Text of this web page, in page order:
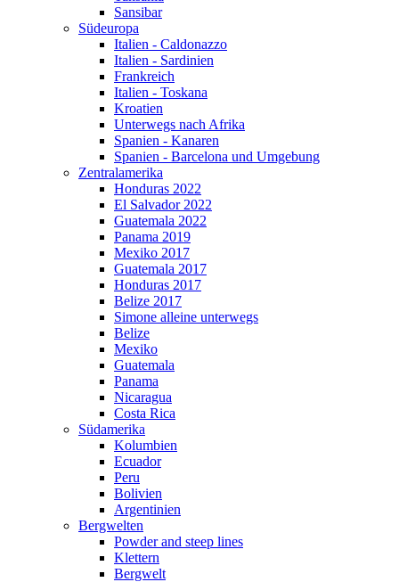
Sansibar
Südeuropa
Italien - Caldonazzo
Italien - Sardinien
Frankreich
Italien - Toskana
Kroatien
Unterwegs nach Afrika
Spanien - Kanaren
Spanien - Barcelona und Umgebung
Zentralamerika
Honduras 2022
El Salvador 2022
Guatemala 2022
Panama 2019
Mexiko 2017
Guatemala 2017
Honduras 2017
Belize 2017
Simone alleine unterwegs
Belize
Mexiko
Guatemala
Panama
Nicaragua
Costa Rica
Südamerika
Kolumbien
Ecuador
Peru
Bolivien
Argentinien
Bergwelten
Powder and steep lines
Klettern
Bergwelt